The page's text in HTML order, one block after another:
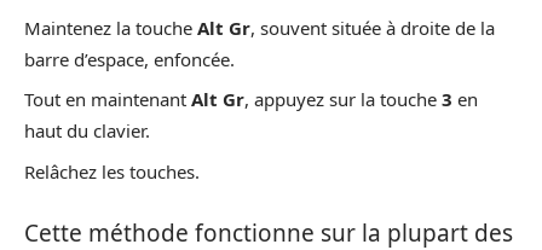
Maintenez la touche Alt Gr, souvent située à droite de la
barre d’espace, enfoncée.
Tout en maintenant Alt Gr, appuyez sur la touche 3 en
haut du clavier.
Relâchez les touches.
Cette méthode fonctionne sur la plupart des